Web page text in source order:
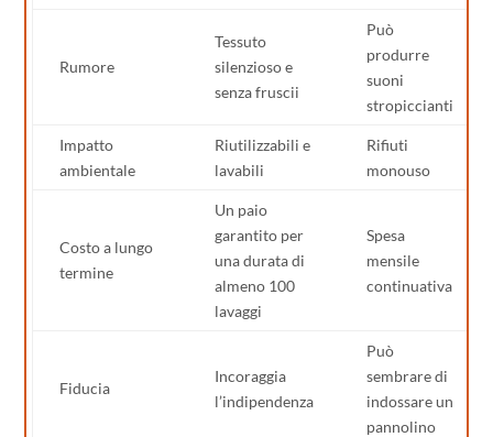
Rumore
Tessuto
silenzioso e
senza fruscii
Può
produrre
suoni
stropiccianti
Impatto
ambientale
Riutilizzabili e
lavabili
Rifiuti
monouso
Costo a lungo
termine
Un paio
garantito per
una durata di
almeno 100
lavaggi
Spesa
mensile
continuativa
Fiducia
Incoraggia
l’indipendenza
Può
sembrare di
indossare un
pannolino